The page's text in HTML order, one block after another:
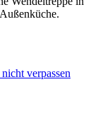
verpassen